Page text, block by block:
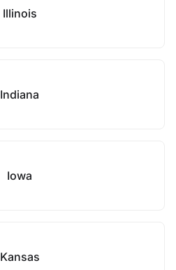
Illinois
Indiana
Iowa
Kansas